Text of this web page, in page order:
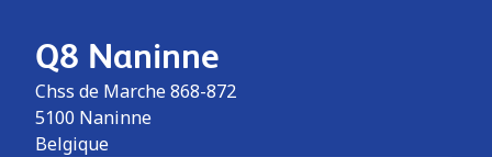
Q8 Naninne
Chss de Marche 868-872
5100 Naninne
Belgique